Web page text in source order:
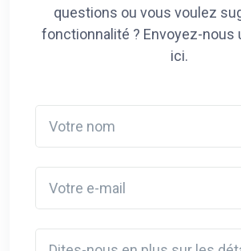
questions ou vous voulez
fonctionnalité ? Envoyez-nous
ici.